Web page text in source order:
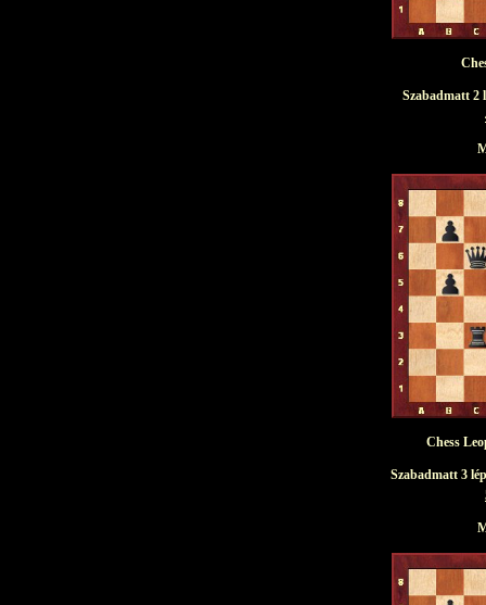
Szabadmatt 2
Chess
Szabadmatt 3